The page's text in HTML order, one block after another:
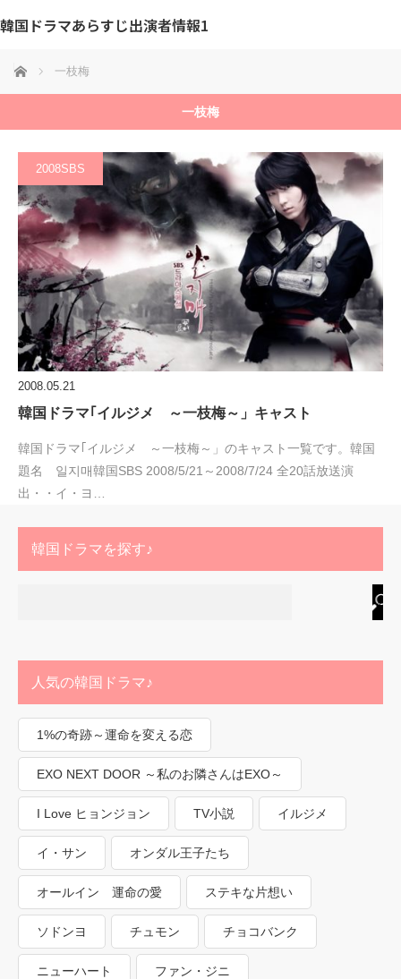
韓国ドラマあらすじ出演者情報1
ホーム 一枝梅
一枝梅
2008SBS
2008.05.21
韓国ドラマ｢イルジメ ～一枝梅～」キャスト
韓国ドラマ｢イルジメ ～一枝梅～」のキャスト一覧です。韓国
題名 일지매韓国SBS 2008/5/21～2008/7/24 全20話放送演
出・・イ・ヨ…
韓国ドラマを探す♪
人気の韓国ドラマ♪
1%の奇跡～運命を変える恋
EXO NEXT DOOR ～私のお隣さんはEXO～
I Love ヒョンジョン TV小説 イルジメ
イ・サン オンダル王子たち
オールイン 運命の愛 ステキな片想い
ソドンヨ チュモン チョコバンク
ニューハート ファン・ジニ